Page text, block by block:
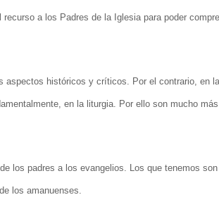
a los Padres de la Iglesia para poder
históricos y críticos. Por el contrario, en
en la liturgia. Por ello son mucho
los padres a los evangelios. Los que tenemos
los amanuenses.